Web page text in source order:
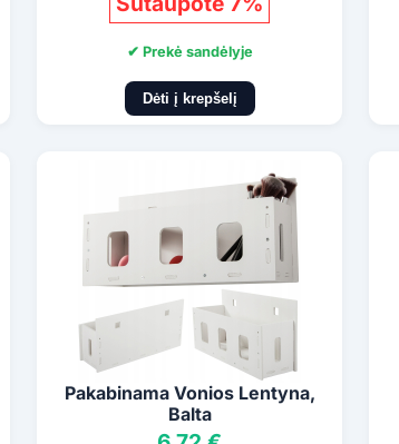
✔ Prekė sandėlyje
Dėti į krepšelį
Pakabinama Vonios Lentyna,
Balta